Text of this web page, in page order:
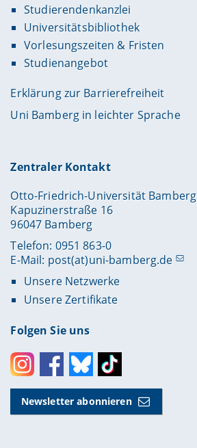
Studierendenkanzlei
Universitätsbibliothek
Vorlesungszeiten & Fristen
Studienangebot
Erklärung zur Barrierefreiheit
Uni Bamberg in leichter Sprache
Zentraler Kontakt
Otto-Friedrich-Universität Bamberg
Kapuzinerstraße 16
96047 Bamberg
Telefon: 0951 863-0
E-Mail: post(at)uni-bamberg.de
Unsere Netzwerke
Unsere Zertifikate
Folgen Sie uns
InstagramFacebookBlueskyToktok
Newsletter abonnieren